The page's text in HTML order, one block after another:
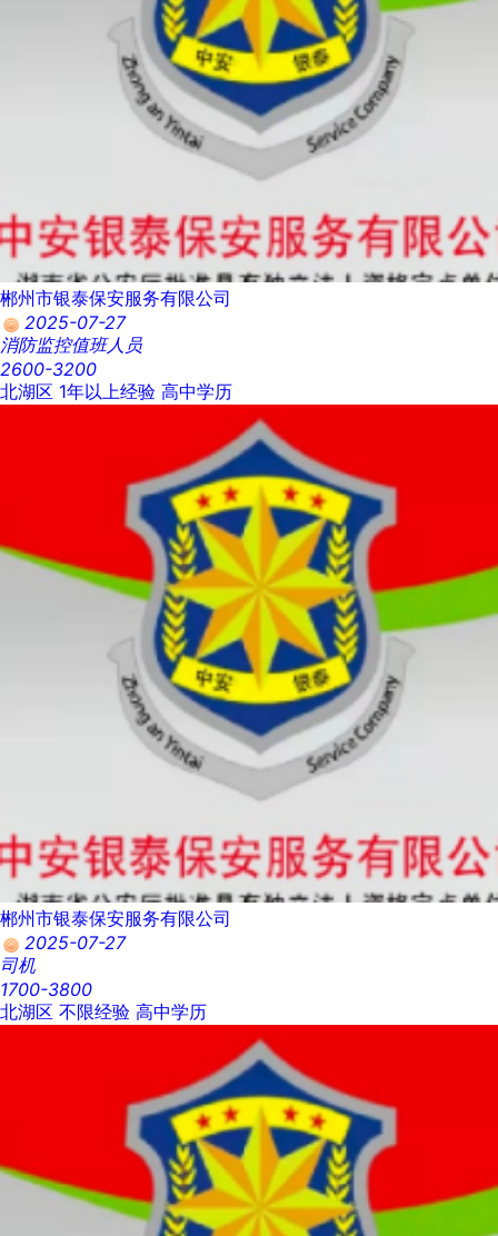
郴州市银泰保安服务有限公司
2025-07-27
消防监控值班人员
2600-3200
北湖区 1年以上经验 高中学历
郴州市银泰保安服务有限公司
2025-07-27
司机
1700-3800
北湖区 不限经验 高中学历